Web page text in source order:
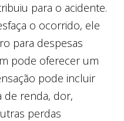
para o acidente.
o ocorrido, ele
para despesas
pode oferecer um
pode incluir
de renda, dor,
perdas